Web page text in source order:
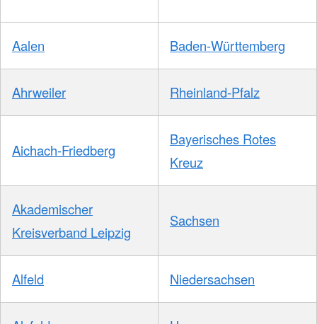
Aalen Baden-Württemberg
Ahrweiler Rheinland-Pfalz
Aichach-Friedberg
Bayerisches Rotes
Kreuz
Akademischer
Kreisverband Leipzig
Sachsen
Alfeld Niedersachsen